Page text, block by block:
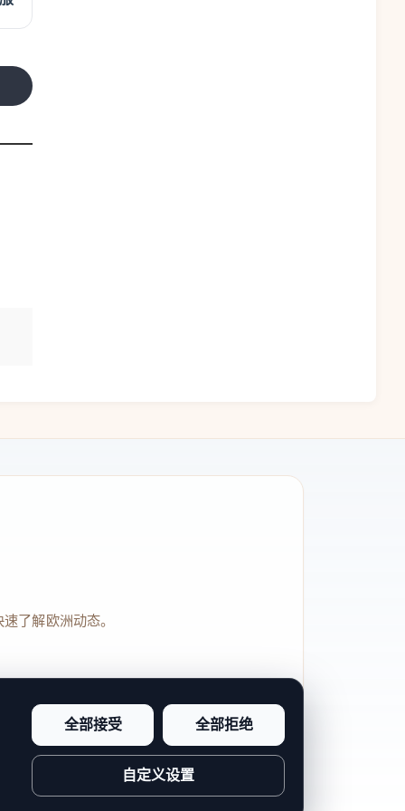
了解欧洲动态。
感和站点完整度。
全部接受 全部拒绝
自定义设置